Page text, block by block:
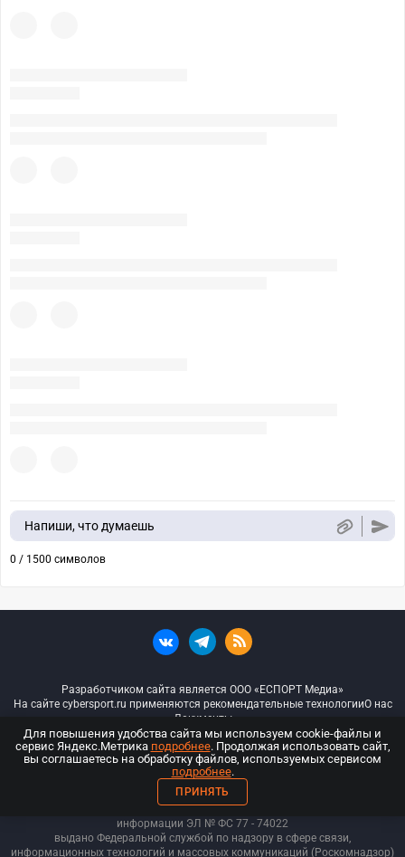
Напиши, что думаешь
0 / 1500 символов
Разработчиком сайта является ООО «ЕСПОРТ Медиа»
На сайте cybersport.ru применяются рекомендательные технологииО нас
Документы
© ООО «Киберспорт.ру» — Все права защищены
18+
ООО «Киберспорт.ру». Свидетельство о регистрации средств массовой
информации ЭЛ № ФС 77 - 74022
выдано Федеральной службой по надзору в сфере связи,
информационных технологий и массовых коммуникаций (Роскомнадзор)
Для повышения удобства сайта мы используем cookie-файлы и
сервис Яндекс.Метрика подробнее. Продолжая использовать сайт,
вы соглашаетесь на обработку файлов, используемых сервисом
подробнее.
ПРИНЯТЬ